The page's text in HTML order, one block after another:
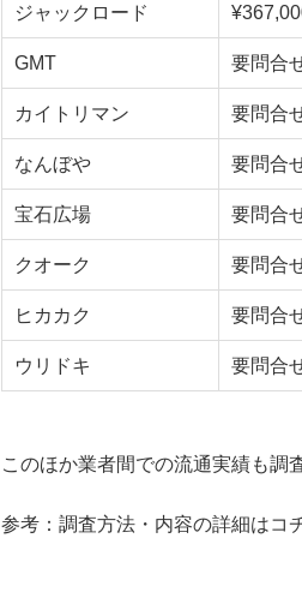
ジャックロード
GMT 要問合
カイトリマン 要問合
なんぼや 要問合
宝石広場 要問合
クオーク 要問合
ヒカカク 要問合
ウリドキ 要問合
このほか業者間での流通実績も調
参考：調査方法・内容の詳細はコ